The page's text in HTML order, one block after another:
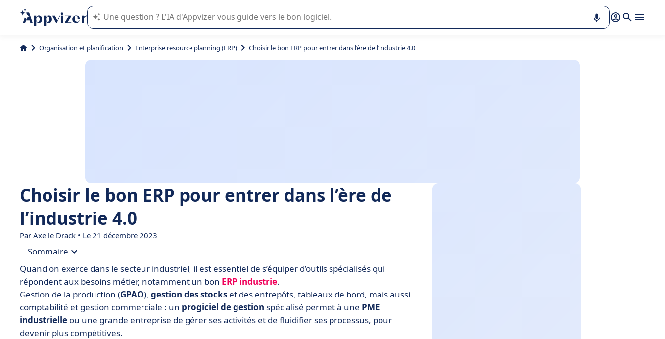
L'IA de Appvizer vous guide dans l'utilisation ou la sélection de logiciel SaaS en entreprise.
Organisation et planification Enterprise resource planning (ERP) Choisir le bon ERP pour entrer dans l’ère de l’industrie 4.0
Choisir le bon ERP pour entrer dans l’ère de
l’industrie 4.0
Par Axelle Drack • Le 21 décembre 2023
Sommaire
• Définition ERP industrie
• Quel logiciel ERP industrie choisir ?
• Choisir le bon ERP pour passer à l’ère de l’industrie 4.0
Quand on exerce dans le secteur industriel, il est essentiel de s’équiper d’outils spécialisés qui
répondent aux besoins métier, notamment un bon ERP industrie.
Gestion de la production (GPAO), gestion des stocks et des entrepôts, tableaux de bord, mais aussi
comptabilité et gestion commerciale : un progiciel de gestion spécialisé permet à une PME
industrielle ou une grande entreprise de gérer ses activités et de fluidifier ses processus, pour
devenir plus compétitives.